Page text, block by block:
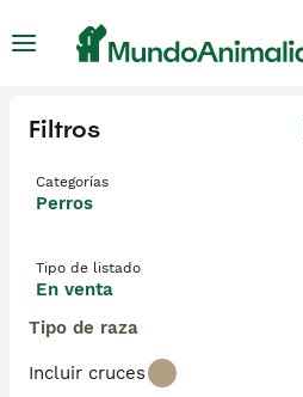
Filtros
Categorías
Perros
Tipo de listado
En venta
Tipo de raza
Incluir cruces